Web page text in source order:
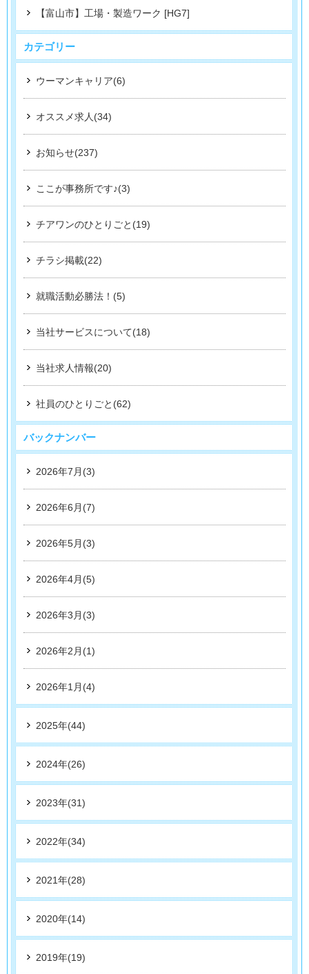
【富山市】工場・製造ワーク [HG7]
カテゴリー
ウーマンキャリア(6)
オススメ求人(34)
お知らせ(237)
ここが事務所です♪(3)
チアワンのひとりごと(19)
チラシ掲載(22)
就職活動必勝法！(5)
当社サービスについて(18)
当社求人情報(20)
社員のひとりごと(62)
バックナンバー
2026年7月(3)
2026年6月(7)
2026年5月(3)
2026年4月(5)
2026年3月(3)
2026年2月(1)
2026年1月(4)
2025年(44)
2024年(26)
2023年(31)
2022年(34)
2021年(28)
2020年(14)
2019年(19)